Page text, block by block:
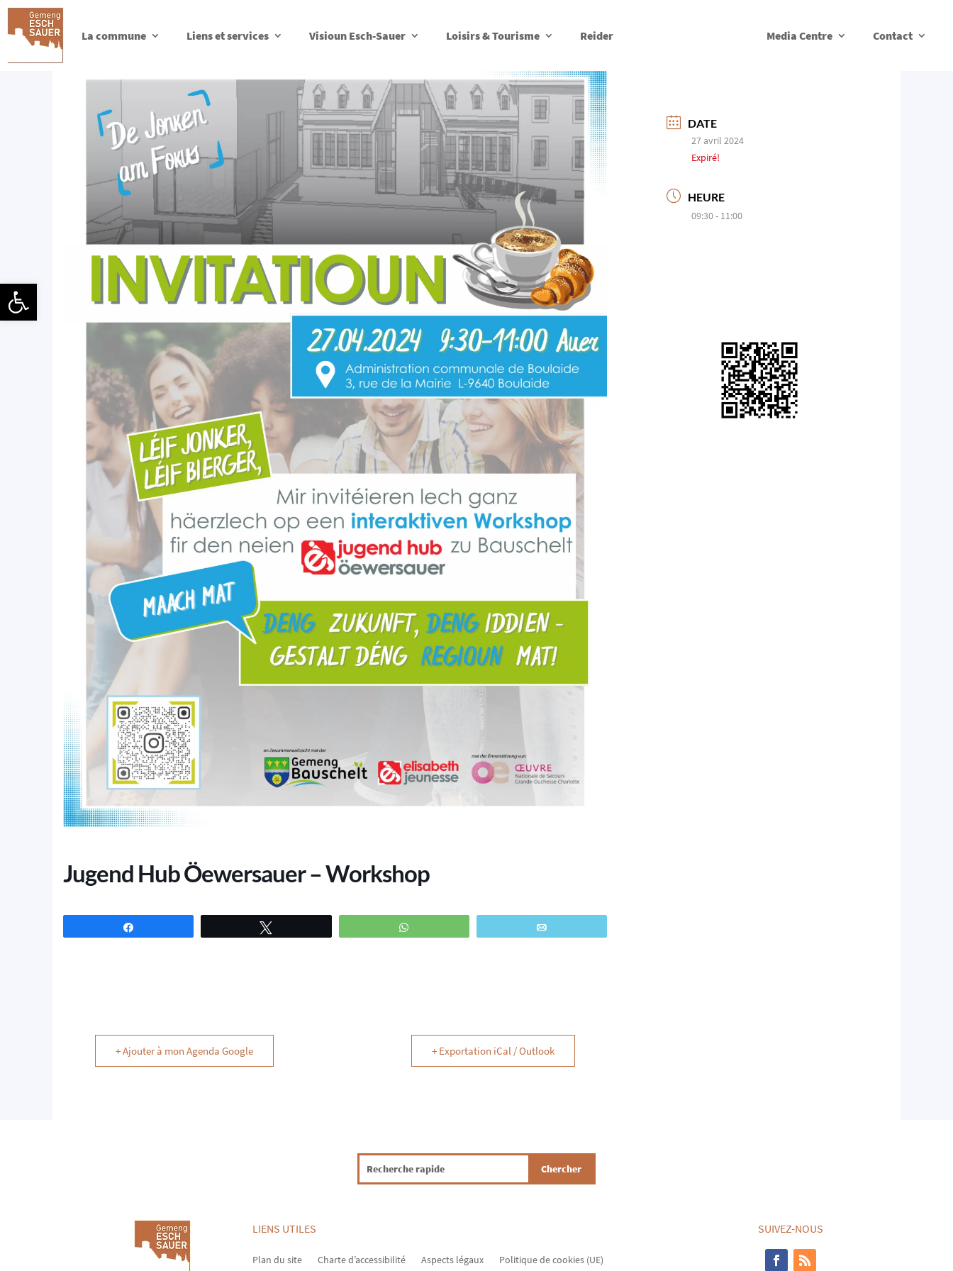
La commune Liens et services Visioun Esch-Sauer Loisirs & Tourisme Reider Media Centre Contact
Jugend Hub Öewersauer – Workshop
+ Ajouter à mon Agenda Google + Exportation iCal / Outlook
DATE
27 avril 2024
Expiré!
HEURE
09:30 - 11:00
LIENS UTILES
Plan du site Charte d’accessibilité Aspects légaux Politique de cookies (UE)
SUIVEZ-NOUS
Ouvrir la barre d’outils